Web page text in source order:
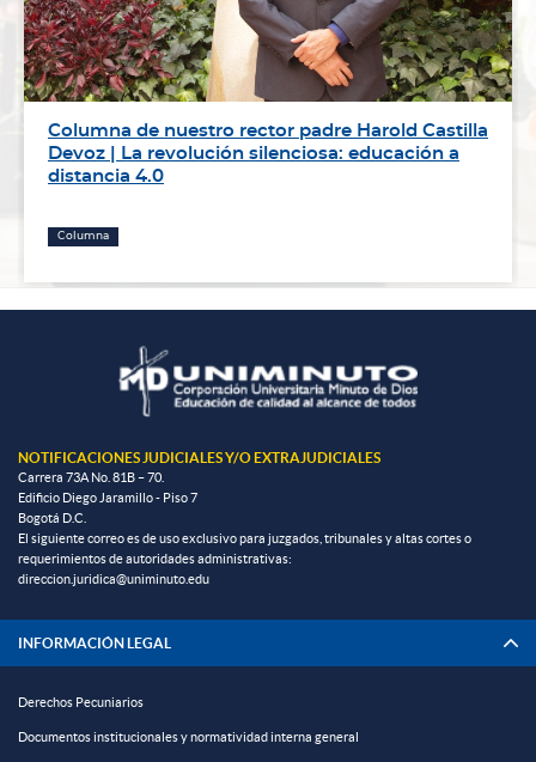
Columna de nuestro rector padre Harold Castilla
Devoz | La revolución silenciosa: educación a
distancia 4.0
Columna
NOTIFICACIONES JUDICIALES Y/O EXTRAJUDICIALES
Carrera 73A No. 81B – 70.
Edificio Diego Jaramillo - Piso 7
Bogotá D.C.
El siguiente correo es de uso exclusivo para juzgados, tribunales y altas cortes o
requerimientos de autoridades administrativas:
direccion.juridica@uniminuto.edu
INFORMACIÓN LEGAL
Derechos Pecuniarios
Documentos institucionales y normatividad interna general